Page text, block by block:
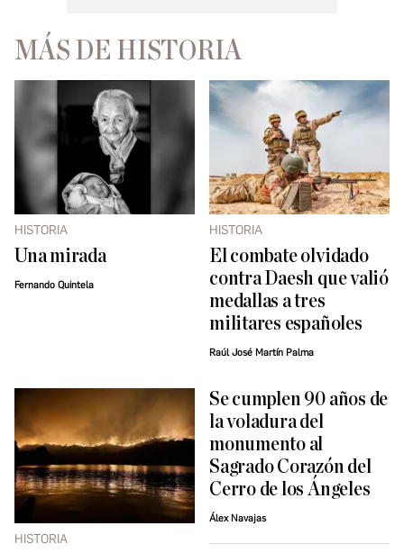
MÁS DE HISTORIA
HISTORIA
Una mirada
Fernando Quintela
HISTORIA
El combate olvidado
contra Daesh que valió
medallas a tres
militares españoles
Raúl José Martín Palma
HISTORIA
Se cumplen 90 años de
la voladura del
monumento al
Sagrado Corazón del
Cerro de los Ángeles
Álex Navajas